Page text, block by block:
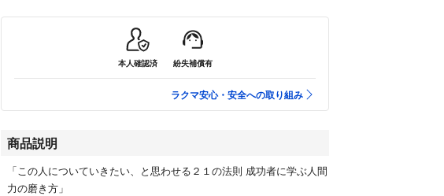
本人確認済 紛失補償有
ラクマ安心・安全への取り組み
商品説明
「この人についていきたい、と思わせる２１の法則 成功者に学ぶ人間
力の磨き方」